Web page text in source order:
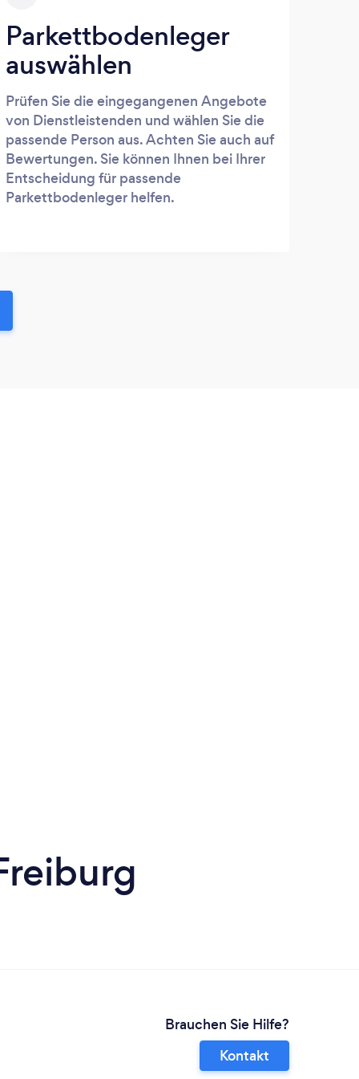
Parkettbodenleger
auswählen
Prüfen Sie die eingegangenen Angebote
von Dienstleistenden und wählen Sie die
passende Person aus. Achten Sie auch auf
Bewertungen. Sie können Ihnen bei Ihrer
Entscheidung für passende
Parkettbodenleger helfen.
Brauchen Sie Hilfe?
Kontakt